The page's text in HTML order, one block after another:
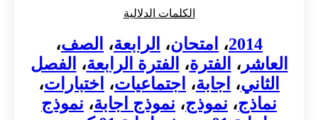
الكلمات الدلالية
2014، امتحان، الرابعة، الصف،
العاشر ، الفترة، الفترة الرابعة،
الفصل
الثاني، اجابة، اجتماعيات، اختبارات،
نماذج، نموذج، نموذج اجابة، نموذج